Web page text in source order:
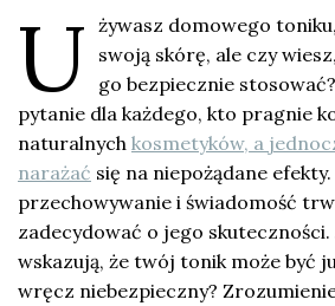
U
żywasz domowego
swoją skórę, ale czy
go bezpiecznie
pytanie dla każdego, kto pragnie
naturalnych kosmetyków, a
narażać się na niepożądane efekty.
przechowywanie i świadomość
zadecydować o jego skuteczności.
wskazują, że twój tonik może być
wręcz niebezpieczny?